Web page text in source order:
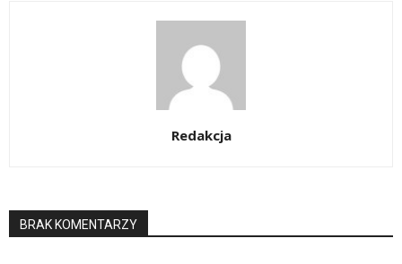
Redakcja
BRAK KOMENTARZY